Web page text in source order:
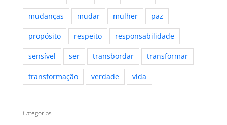
mudanças mudar mulher paz
propósito respeito responsabilidade
sensível ser transbordar transformar
transformação verdade vida
Categorias